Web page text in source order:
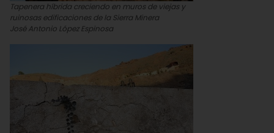
Tapenera híbrida creciendo en muros de viejas y
ruinosas edificaciones de la Sierra Minera
José Antonio López Espinosa